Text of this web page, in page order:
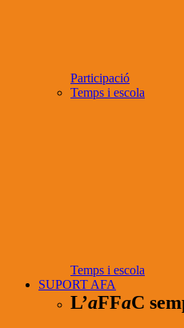
Participació
Temps i escola
Temps i escola
SUPORT AFA
L’aFFaC